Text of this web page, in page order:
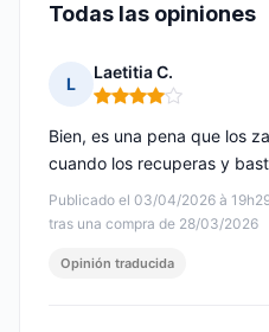
Todas las opiniones
L
Laetitia C.
Nota: 4 de 5
Publicado el 03/04/2026 à
tras una compra de 28/03/2026
Bien, es una pena que los
cuando los recuperas y
Opinión traducida